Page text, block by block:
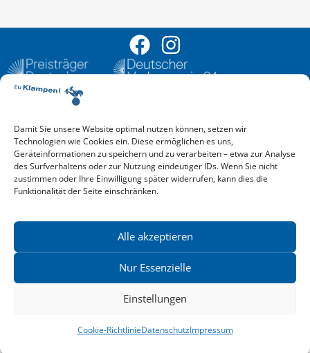
Damit Sie unsere Website optimal nutzen können, setzen wir
Technologien wie Cookies ein. Diese ermöglichen es uns,
Geräteinformationen zu speichern und zu verarbeiten – etwa zur Analyse
des Surfverhaltens oder zur Nutzung eindeutiger IDs. Wenn Sie nicht
zustimmen oder Ihre Einwilligung später widerrufen, kann dies die
Funktionalität der Seite einschränken.
Alle akzeptieren
Nur Essenzielle
Einstellungen
Cookie-RichtlinieDatenschutzImpressum
Aktuelle Vorschau
Entdecken Sie das aktuelle zu-Klampen!-Verlagsprogramm.
Hier finden Sie die Verlagsvorschau – einfach direkt online
reinlesen oder herunterladen.
Download: Vorschau zu Klampen! Herbst 2026
Mehr aktuelle Vorschauen ansehen
News zu aktuellen Neuheiten und Nachrichten im zu Klampen!
Verlag – jederzeit wieder abbestellbar.
Kritische Theorie / Philosophie